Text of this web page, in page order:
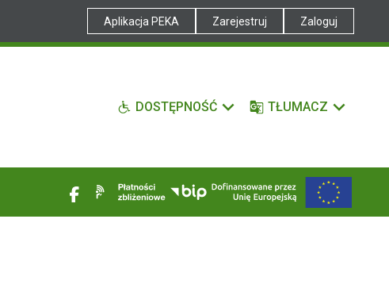
Aplikacja PEKA Zarejestruj Zaloguj
DOSTĘPNOŚĆ TŁUMACZ